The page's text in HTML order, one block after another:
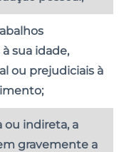
sua idade,
ou prejudiciais à
ou indireta, a
gravemente a